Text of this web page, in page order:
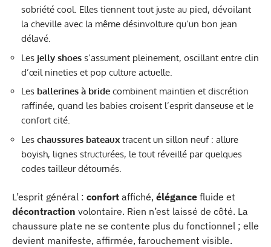
sobriété cool. Elles tiennent tout juste au pied, dévoilant
la cheville avec la même désinvolture qu’un bon jean
délavé.
Les jelly shoes s’assument pleinement, oscillant entre clin
d’œil nineties et pop culture actuelle.
Les ballerines à bride combinent maintien et discrétion
raffinée, quand les babies croisent l’esprit danseuse et le
confort cité.
Les chaussures bateaux tracent un sillon neuf : allure
boyish, lignes structurées, le tout réveillé par quelques
codes tailleur détournés.
L’esprit général : confort affiché, élégance fluide et
décontraction volontaire. Rien n’est laissé de côté. La
chaussure plate ne se contente plus du fonctionnel ; elle
devient manifeste, affirmée, farouchement visible.